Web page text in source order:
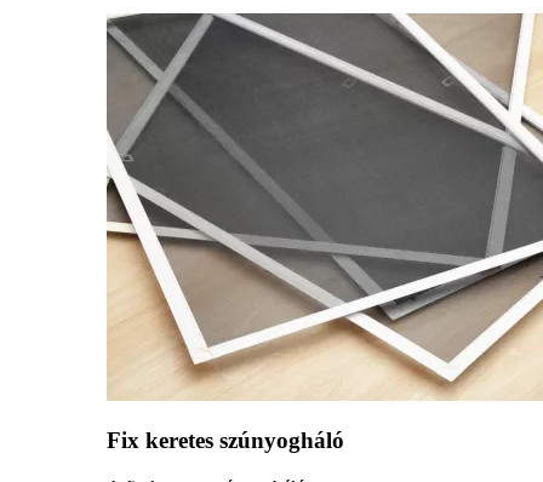
Fix keretes szúnyogháló